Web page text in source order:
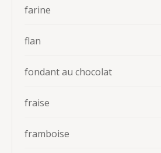
farine
flan
fondant au chocolat
fraise
framboise